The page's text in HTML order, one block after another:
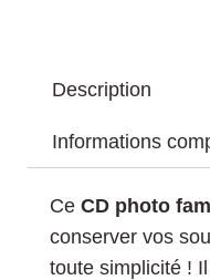
Description
Informations
Ce CD photo
conserver vos
toute simplicité !